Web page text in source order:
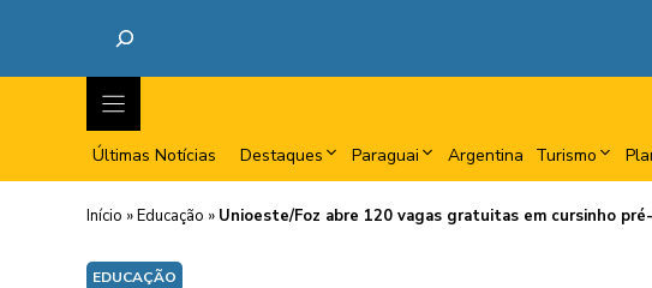
Últimas Notícias Destaques Paraguai Argentina Turismo
Início »Educação » Unioeste/Foz abre 120 vagas gratuitas em cursinho
EDUCAÇÃO